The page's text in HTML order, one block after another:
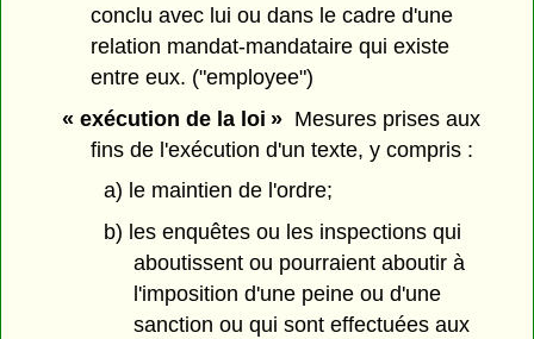
conclu avec lui ou dans le cadre d'une
relation mandat-mandataire qui existe
entre eux. ("employee")
« exécution de la loi »Mesures prises aux
fins de l'exécution d'un texte, y compris :
a) le maintien de l'ordre;
b) les enquêtes ou les inspections qui
aboutissent ou pourraient aboutir à
l'imposition d'une peine ou d'une
sanction ou qui sont effectuées aux